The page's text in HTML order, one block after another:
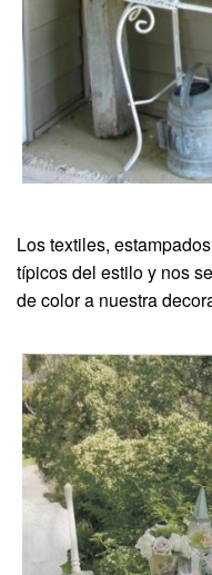
Los textiles,
típicos del estilo y nos
de color a nuestra